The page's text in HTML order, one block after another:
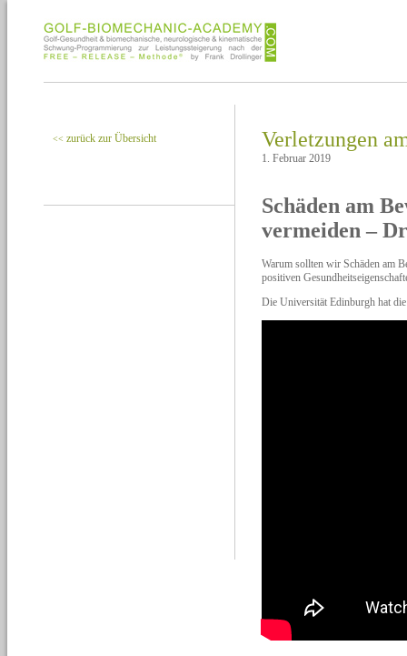
<< zurück zur Übersicht Verletzungen
1. Februar 2019
Schäden am
vermeiden –
Warum sollten wir Schäden am
positiven
Die Universität Edinburgh hat